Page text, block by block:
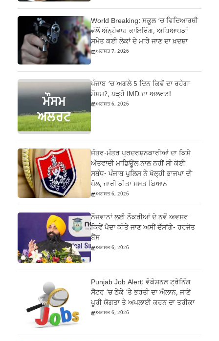
World Breaking: ਸਕੂਲ ‘ਚ ਵਿਦਿਆਰਥੀ
ਵੱਲੋਂ ਅੰਨ੍ਹੇਵਾਹ ਫਾਇਰਿੰਗ, ਅਧਿਆਪਕਾਂ
ਸਮੇਤ ਕਈ ਲੋਕਾਂ ਦੇ ਮਾਰੇ ਜਾਣ ਦਾ ਖ਼ਦਸ਼ਾ
ਅਗਸਤ 7, 2026
ਪੰਜਾਬ ‘ਚ ਅਗਲੇ 5 ਦਿਨ ਕਿਵੇਂ ਦਾ ਰਹੇਗਾ
ਮੌਸਮ?, ਪੜ੍ਹੋ IMD ਦਾ ਅਲਰਟ!
ਅਗਸਤ 6, 2026
ਜੰਤਰ-ਮੰਤਰ ਪ੍ਰਦਰਸ਼ਨਕਾਰੀਆਂ ਦਾ ਕਿਸੇ
ਅੱਤਵਾਦੀ ਮਾਡਿਊਲ ਨਾਲ ਨਹੀਂ ਸੀ ਕੋਈ
ਸਬੰਧ- ਪੰਜਾਬ ਪੁਲਿਸ ਨੇ ਖੋਲ੍ਹੀ ਭਾਜਪਾ ਦੀ
ਪੋਲ, ਜਾਰੀ ਕੀਤਾ ਸਖ਼ਤ ਬਿਆਨ
ਅਗਸਤ 6, 2026
ਨੌਜਵਾਨਾਂ ਲਈ ਨੌਕਰੀਆਂ ਦੇ ਨਵੇਂ ਅਵਸਰ
ਕਿਵੇਂ ਪੈਦਾ ਕੀਤੇ ਜਾਣ ਅਸੀਂ ਦੱਸਾਂਗੇ- ਹਰਜੋਤ
ਬੈਂਸ
ਅਗਸਤ 6, 2026
Punjab Job Alert: ਵੋਕੇਸ਼ਨਲ ਟ੍ਰੇਨਿੰਗ
ਸੈਂਟਰ ‘ਚ ਠੇਕੇ ‘ਤੇ ਭਰਤੀ ਦਾ ਐਲਾਨ, ਜਾਣੋ
ਪੂਰੀ ਯੋਗਤਾ ਤੇ ਅਪਲਾਈ ਕਰਨ ਦਾ ਤਰੀਕਾ
ਅਗਸਤ 6, 2026